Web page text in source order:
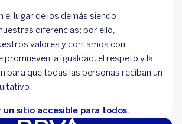
el lugar de los demás siendo
diferencias; por ello,
valores y contamos con
promueven la igualdad, el respeto y la
para que todas las personas reciban un
un sitio accesible para todos.